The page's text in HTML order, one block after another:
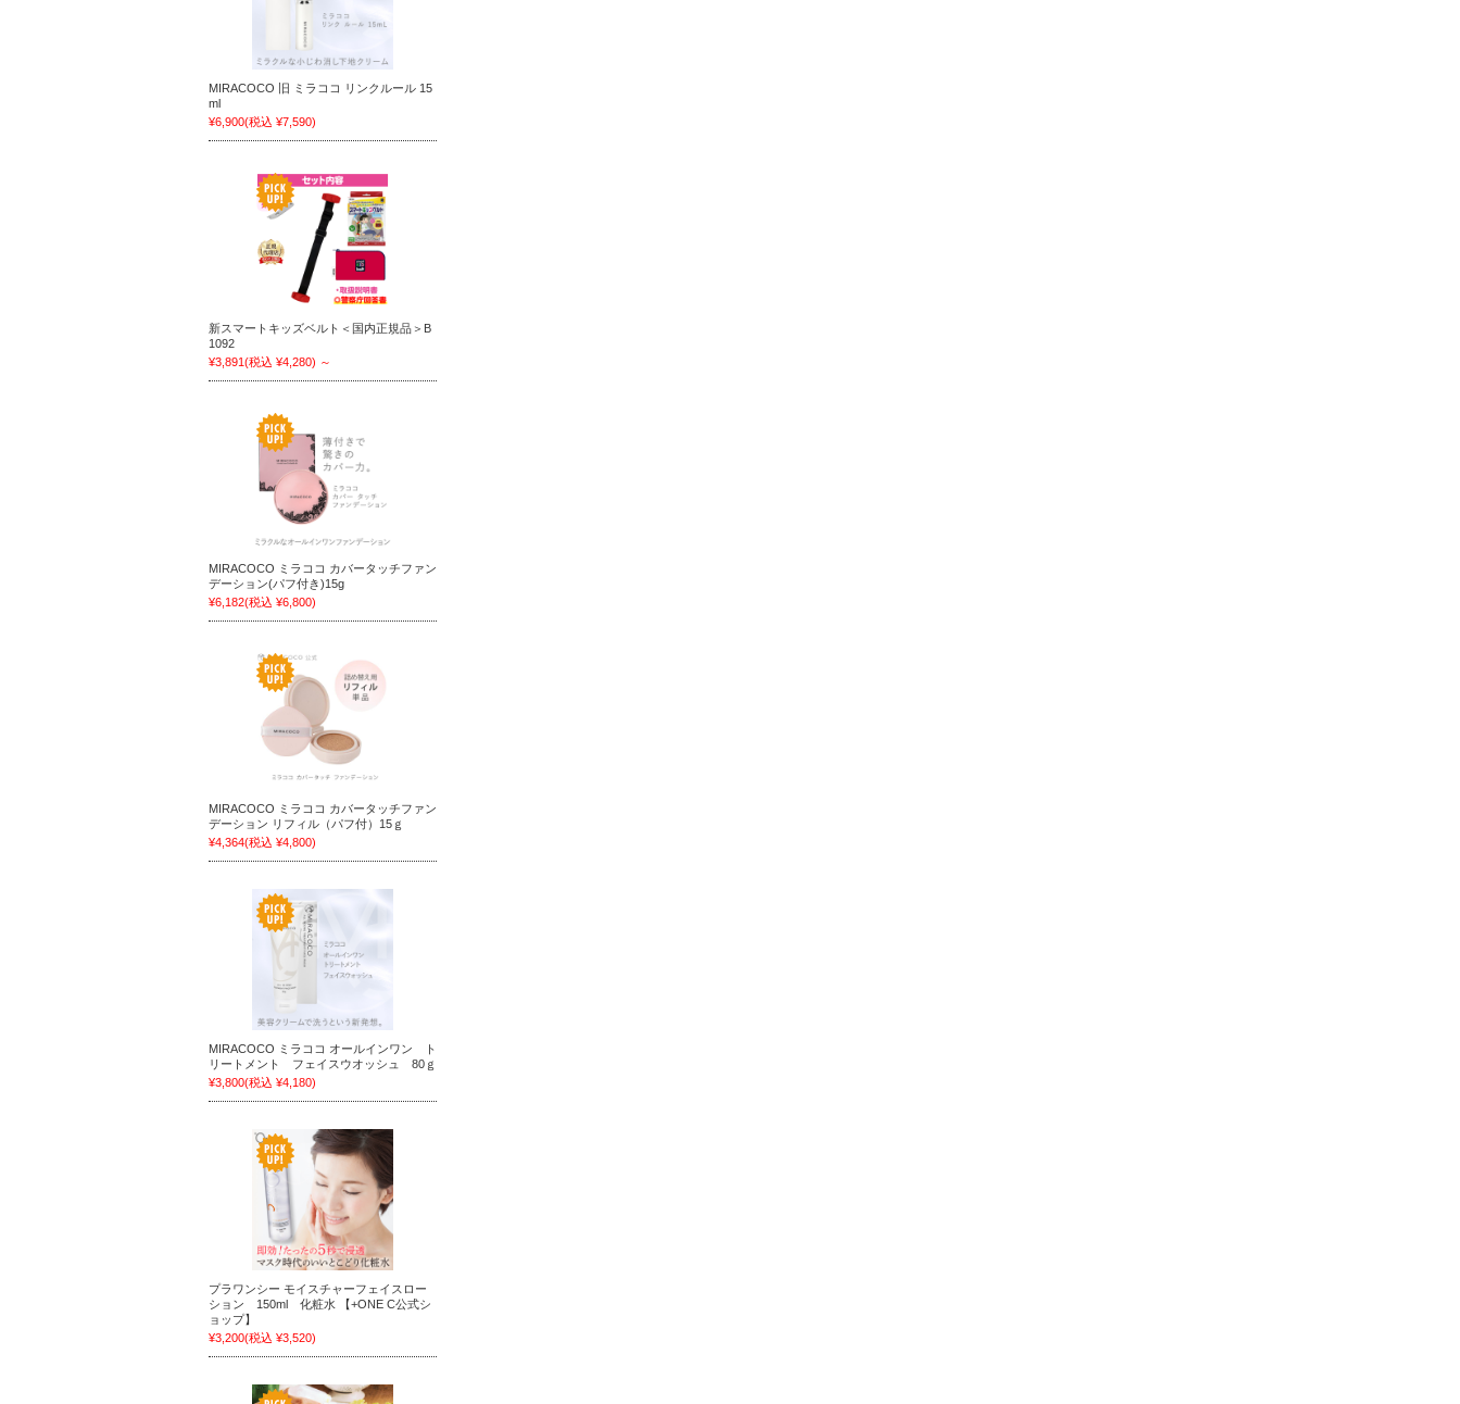
MIRACOCO 旧 ミラココ リンクルール 15
ml
¥6,900(税込 ¥7,590)
新スマートキッズベルト＜国内正規品＞B
1092
¥3,891(税込 ¥4,280) ～
MIRACOCO ミラココ カバータッチファン
デーション(パフ付き)15g
¥6,182(税込 ¥6,800)
MIRACOCO ミラココ カバータッチファン
デーション リフィル（パフ付）15ｇ
¥4,364(税込 ¥4,800)
MIRACOCO ミラココ オールインワン ト
リートメント フェイスウオッシュ 80ｇ
¥3,800(税込 ¥4,180)
プラワンシー モイスチャーフェイスロー
ション 150ml 化粧水 【+ONE C公式シ
ョップ】
¥3,200(税込 ¥3,520)